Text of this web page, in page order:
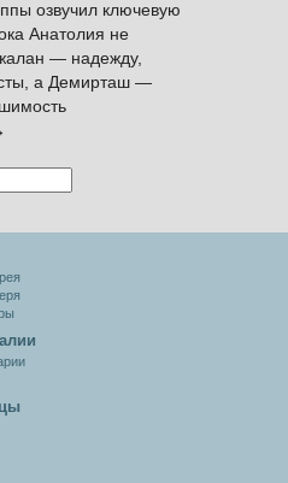
озвучил ключевую
Анатолия не
— надежду,
а Демирташ —